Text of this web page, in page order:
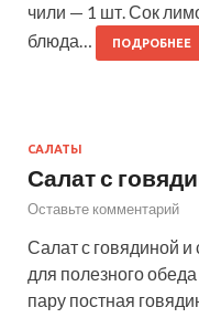
чили — 1 шт. Сок
блюда…
ПОДРОБНЕЕ
САЛАТЫ
Салат с
Оставьте комментарий
Салат с говядиной
для полезного
пару постная